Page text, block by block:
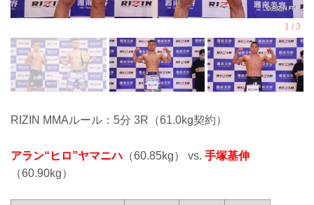
RIZIN MMAルール：5分 3R（61.0kg契約）
アラン“ヒロ”ヤマニハ （60.85kg） vs. 手塚基伸
（60.90kg）